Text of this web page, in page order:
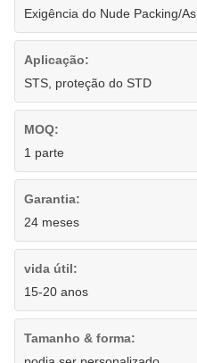
Exigência do Nude Packing/As
Aplicação:
STS, proteção do STD
MOQ:
1 parte
Garantia:
24 meses
vida útil:
15-20 anos
Tamanho & forma: